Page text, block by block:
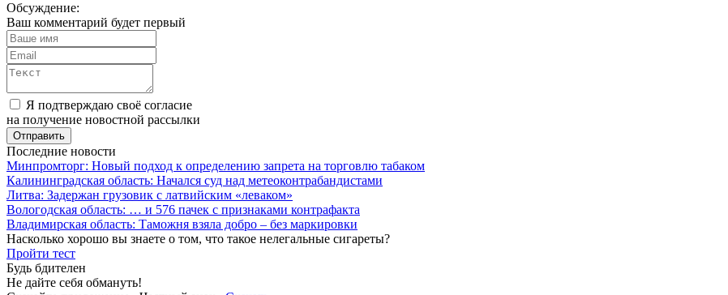
Обсуждение:
Ваш комментарий будет первый
Я подтверждаю своё согласие
на получение новостной рассылки
Последние новости
Минпромторг: Новый подход к определению запрета на торговлю табаком
Калининградская область: Начался суд над метеоконтрабандистами
Литва: Задержан грузовик с латвийским «леваком»
Вологодская область: … и 576 пачек с признаками контрафакта
Владимирская область: Таможня взяла добро – без маркировки
Насколько хорошо вы знаете о том, что такое нелегальные сигареты?
Пройти тест
Будь бдителен
Не дайте себя обмануть!